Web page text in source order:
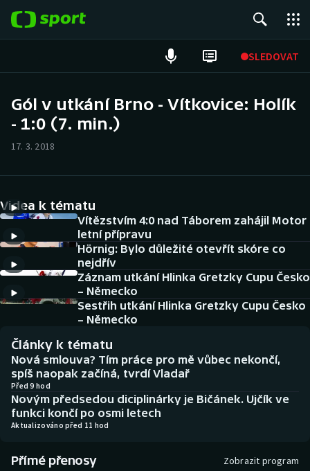
SLEDOVAT
Hokej
Cyklistika
DALŠÍ SPORTY
Americký fotbal
Baseball a softbal
Basketbal
Biatlon
Boby a skeleton
Box
NEPŘEHLÉDNĚTE
Historické návraty
Aplikace ČT sport
AZ kvíz
Gól v utkání Brno - Vítkovice: Holík
- 1:0 (7. min.)
17. 3. 2018
Videa k tématu
Vítězstvím 4:0 nad Táborem zahájil Motor
letní přípravu
Hörnig: Bylo důležité otevřít skóre co
nejdřív
Záznam utkání Hlinka Gretzky Cupu Česko
– Německo
Sestřih utkání Hlinka Gretzky Cupu Česko
– Německo
Články k tématu
Nová smlouva? Tím práce pro mě vůbec nekončí,
spíš naopak začíná, tvrdí Vladař
Před 9 hod
Novým předsedou diciplinárky je Bičánek. Ujčík ve
funkci končí po osmi letech
Aktualizováno před 11 hod
Přímé přenosy Zobrazit program